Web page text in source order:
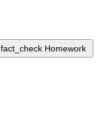
fact_check Homework